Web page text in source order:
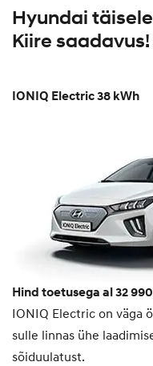
Hyundai
Kiire saadavus!
IONIQ Electric 38 kWh
Hind toetusega al32
IONIQ Electric on väga
sulle linnas ühe
sõiduulatust.